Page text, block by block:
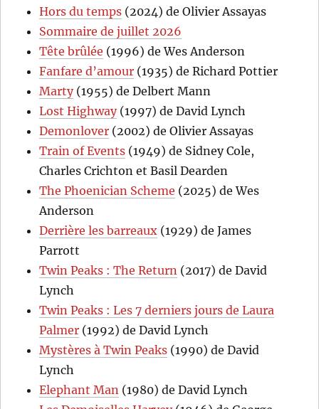
Hors du temps (2024) de Olivier Assayas
Sommaire de juillet 2026
Tête brûlée (1996) de Wes Anderson
Fanfare d’amour (1935) de Richard Pottier
Marty(1955) de Delbert Mann
Lost Highway(1997) de David Lynch
Demonlover (2002) de Olivier Assayas
Train of Events (1949) de Sidney Cole,
Charles Crichton et Basil Dearden
The Phoenician Scheme (2025) de Wes
Anderson
Derrière les barreaux (1929) de James
Parrott
Twin Peaks : The Return (2017) de David
Lynch
Twin Peaks : Les 7 derniers jours de Laura
Palmer (1992) de David Lynch
Mystères à Twin Peaks (1990) de David
Lynch
Elephant Man (1980) de David Lynch